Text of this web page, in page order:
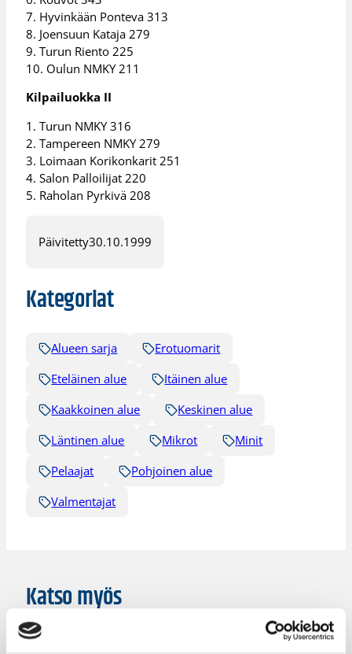
7. Hyvinkään Ponteva 313
8. Joensuun Kataja 279
9. Turun Riento 225
10. Oulun NMKY 211
Kilpailuokka II
1. Turun NMKY 316
2. Tampereen NMKY 279
3. Loimaan Korikonkarit 251
4. Salon Palloilijat 220
5. Raholan Pyrkivä 208
Päivitetty30.10.1999
Kategoriat
Alueen sarja
Erotuomarit
Eteläinen alue
Itäinen alue
Kaakkoinen alue
Keskinen alue
Läntinen alue
Mikrot
Minit
Pelaajat
Pohjoinen alue
Valmentajat
Katso myös